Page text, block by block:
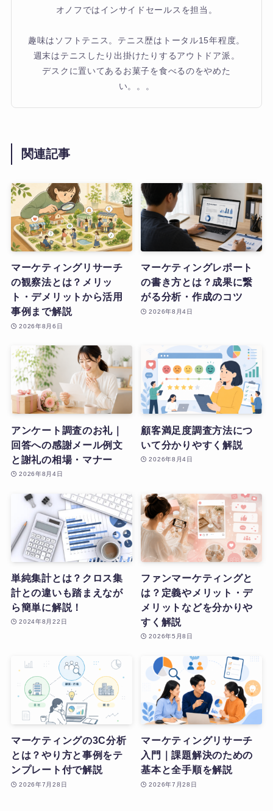
オノフではインサイドセールスを担当。
趣味はソフトテニス。テニス歴はトータル15年程度。
週末はテニスしたり出掛けたりするアウトドア派。
デスクに置いてあるお菓子を食べるのをやめた
い。。。
関連記事
マーケティングリサーチ
の観察法とは？メリッ
ト・デメリットから活用
事例まで解説
2026年8月6日
マーケティングレポート
の書き方とは？成果に繋
がる分析・作成のコツ
2026年8月4日
アンケート調査のお礼｜
回答への感謝メール例文
と謝礼の相場・マナー
2026年8月4日
顧客満足度調査方法につ
いて分かりやすく解説
2026年8月4日
単純集計とは？クロス集
計との違いも踏まえなが
ら簡単に解説！
2024年8月22日
ファンマーケティングと
は？定義やメリット・デ
メリットなどを分かりや
すく解説
2026年5月8日
マーケティングの3C分析
とは？やり方と事例をテ
ンプレート付で解説
2026年7月28日
マーケティングリサーチ
入門｜課題解決のための
基本と全手順を解説
2026年7月28日